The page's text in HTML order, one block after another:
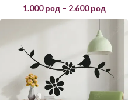
1.000рсд – 2.600рсд